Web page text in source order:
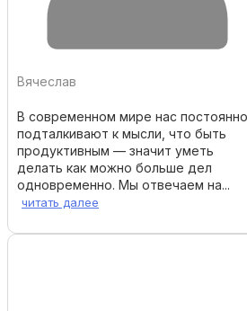
Вячеслав
В современном мире нас постоянно
подталкивают к мысли, что быть
продуктивным — значит уметь
делать как можно больше дел
одновременно. Мы отвечаем на...
читать далее